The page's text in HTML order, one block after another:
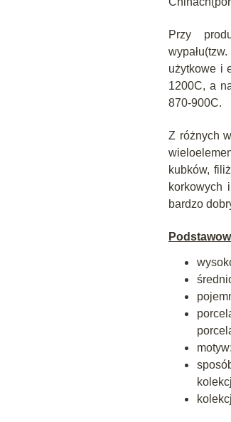
Przy
użytkowe i
1200C, a
870-900C.
Z różnych
kubków,
korkowych
bardzo